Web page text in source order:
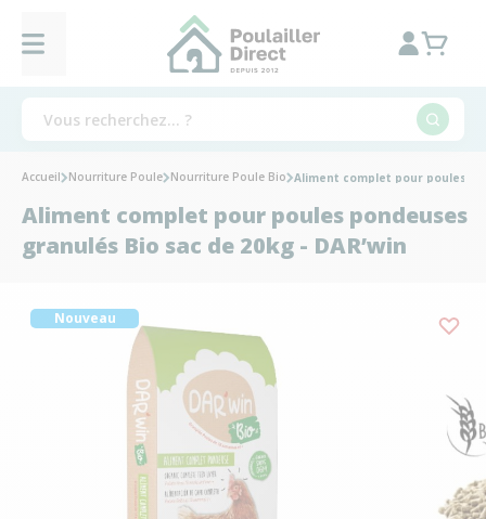
Accueil Nourriture Poule Nourriture Poule Bio Aliment complet pour poules
Aliment complet pour poules pondeuses
granulés Bio sac de 20kg - DAR’win
Nouveau